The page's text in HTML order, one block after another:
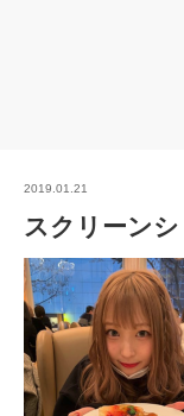
2019.01.21
スクリーン